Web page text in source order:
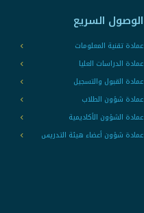
الوصول السريع
عمادة تقنية المعلومات
عمادة الدراسات العليا
عمادة القبول والتسجيل
عمادة شؤون الطلاب
عمادة الشؤون الأكاديمية
عمادة شؤون أعضاء هيئة التدريس